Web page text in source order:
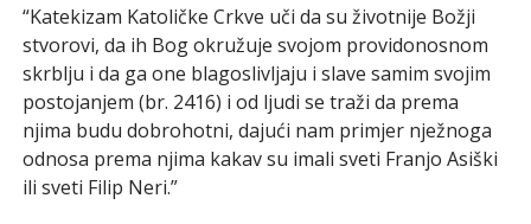
“Katekizam Katoličke Crkve uči da su životnije Božji
stvorovi, da ih Bog okružuje svojom providonosnom
skrblju i da ga one blagoslivljaju i slave samim svojim
postojanjem (br. 2416) i od ljudi se traži da prema
njima budu dobrohotni, dajući nam primjer nježnoga
odnosa prema njima kakav su imali sveti Franjo Asiški
ili sveti Filip Neri.”